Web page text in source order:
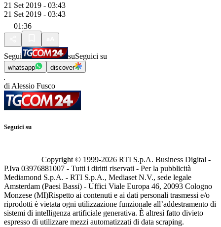
21 Set 2019 - 03:43
21 Set 2019 - 03:43
01:36
Segui suSeguici su
whatsapp discover
di Alessio Fusco
Seguici su
Copyright © 1999-2026 RTI S.p.A. Business Digital -
P.Iva 03976881007 - Tutti i diritti riservati - Per la pubblicità
Mediamond S.p.A. - RTI S.p.A., Mediaset N.V., sede legale
Amsterdam (Paesi Bassi) - Uffici Viale Europa 46, 20093 Cologno
Monzese (MI)Rispetto ai contenuti e ai dati personali trasmessi e/o
riprodotti è vietata ogni utilizzazione funzionale all’addestramento di
sistemi di intelligenza artificiale generativa. È altresì fatto divieto
espresso di utilizzare mezzi automatizzati di data scraping.